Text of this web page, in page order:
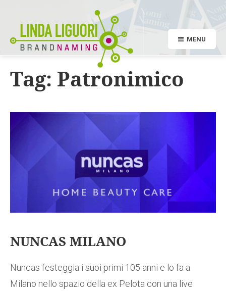
MENU
Tag: Patronimico
NUNCAS MILANO
Nuncas festeggia i suoi primi 105 anni e lo fa a
Milano nello spazio della ex Pelota con una live